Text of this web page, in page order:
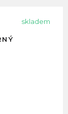
skladem